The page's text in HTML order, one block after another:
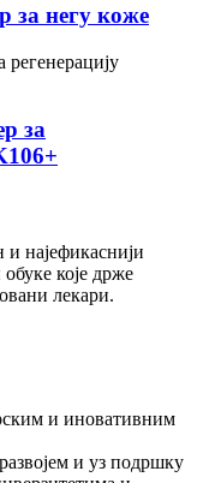
за негу коже
за
и најефикаснији
које држе
лекари.
и иновативним
и уз подршку